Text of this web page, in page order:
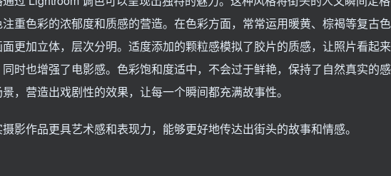
重色彩的浓郁度和质感的营造。在色彩方面，常常运用暖黄、棕褐等复古
更加立体，层次分明。适度添加的颗粒感模拟了胶片的质感，让照片看起
时也增强了电影感。色彩饱和度适中，不会过于鲜艳，保持了自然真实的
，营造出戏剧性的效果，让每一个瞬间都充满故事性。
影作品更具艺术感和表现力，能够更好地传达出街头的故事和情感。